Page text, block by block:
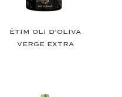
ÈTIM OLI D’OLIVA
VERGE EXTRA